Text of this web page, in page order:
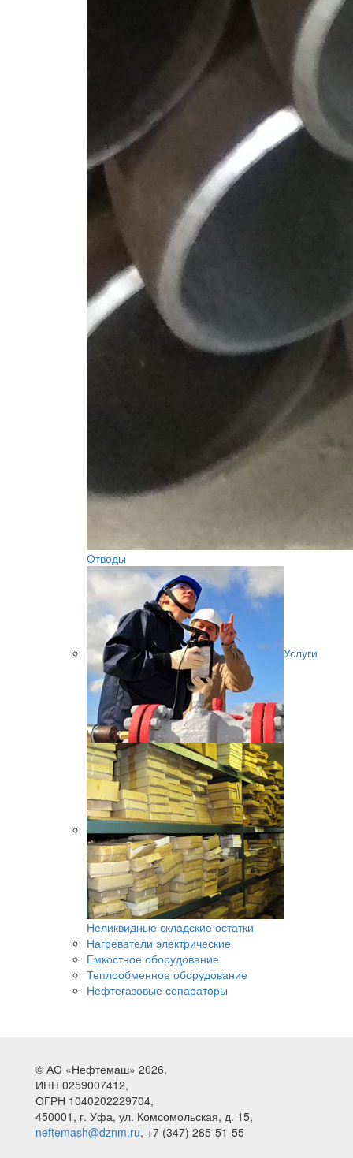
Отводы
Услуги
Неликвидные складские остатки
Нагреватели электрические
Емкостное оборудование
Теплообменное оборудование
Нефтегазовые сепараторы
© АО «Нефтемаш» 2026,
ИНН 0259007412,
ОГРН 1040202229704,
450001, г. Уфа, ул. Комсомольская, д. 15,
neftemash@dznm.ru, +7 (347) 285-51-55